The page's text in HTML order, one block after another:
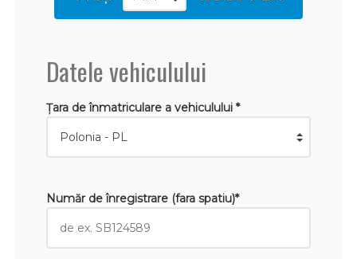
Datele vehiculului
Țara de înmatriculare a vehiculului *
Număr de înregistrare (fara spatiu)*